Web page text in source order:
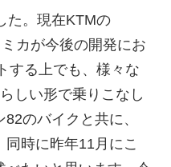
た。現在KTMの
カが今後の開発にお
する上でも、様々な
しい形で乗りこなし
のバイクと共に、
時に昨年11月にこ